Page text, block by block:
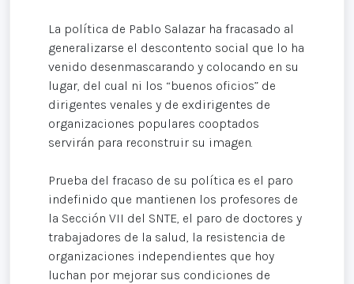
La política de Pablo Salazar ha fracasado al
generalizarse el descontento social que lo ha
venido desenmascarando y colocando en su
lugar, del cual ni los “buenos oficios” de
dirigentes venales y de exdirigentes de
organizaciones populares cooptados
servirán para reconstruir su imagen.
Prueba del fracaso de su política es el paro
indefinido que mantienen los profesores de
la Sección VII del SNTE, el paro de doctores y
trabajadores de la salud, la resistencia de
organizaciones independientes que hoy
luchan por mejorar sus condiciones de